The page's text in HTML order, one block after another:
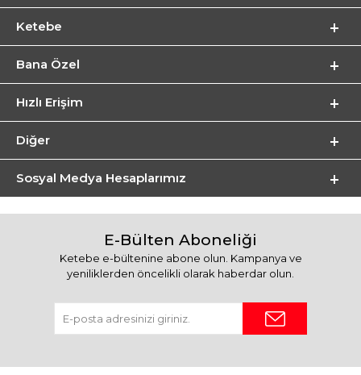
Ketebe
Bana Özel
Hızlı Erişim
Diğer
Sosyal Medya Hesaplarımız
E-Bülten Aboneliği
Ketebe e-bültenine abone olun. Kampanya ve
yeniliklerden öncelikli olarak haberdar olun.